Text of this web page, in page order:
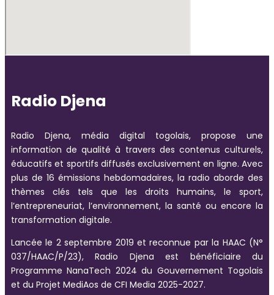
Radio Djena
Radio Djena, média digital togolais, propose une
information de qualité à travers des contenus culturels,
éducatifs et sportifs diffusés exclusivement en ligne. Avec
plus de 16 émissions hebdomadaires, la radio aborde des
thèmes clés tels que les droits humains, le sport,
l’entrepreneuriat, l’environnement, la santé ou encore la
transformation digitale.
Lancée le 2 septembre 2019 et reconnue par la HAAC (N°
037/HAAC/P/23), Radio Djena est bénéficiaire du
Programme NanaTech 2024 du Gouvernement Togolais
et du Projet MediAos de CFI Media 2025-2027.